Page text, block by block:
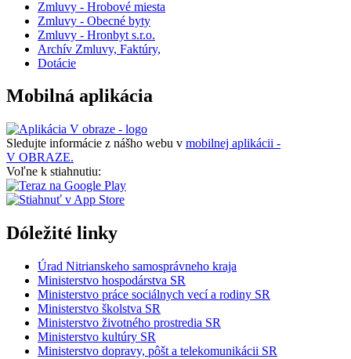
Zmluvy - Hrobové miesta
Zmluvy - Obecné byty
Zmluvy - Hronbyt s.r.o.
Archív Zmluvy, Faktúry,
Dotácie
Mobilná aplikácia
Sledujte informácie z nášho webu v mobilnej aplikácii -
V OBRAZE.
Voľne k stiahnutiu:
Dóležité linky
Úrad Nitrianskeho samosprávneho kraja
Ministerstvo hospodárstva SR
Ministerstvo práce sociálnych vecí a rodiny SR
Ministerstvo školstva SR
Ministerstvo životného prostredia SR
Ministerstvo kultúry SR
Ministerstvo dopravy, pôšt a telekomunikácii SR